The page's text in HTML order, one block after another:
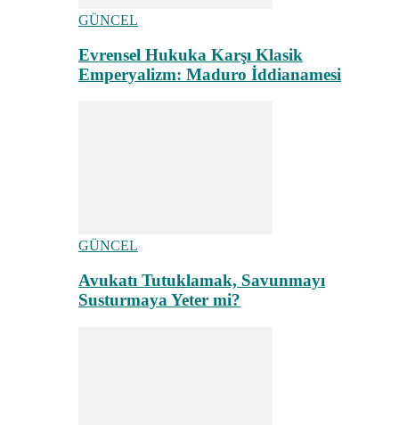
GÜNCEL
Evrensel Hukuka Karşı Klasik
Emperyalizm: Maduro İddianamesi
GÜNCEL
Avukatı Tutuklamak, Savunmayı
Susturmaya Yeter mi?